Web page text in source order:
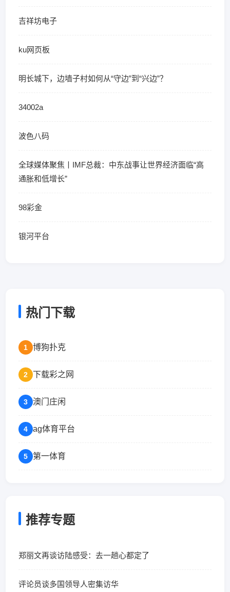
吉祥坊电子
ku网页板
明长城下，边墙子村如何从“守边”到“兴边”？
34002a
波色八码
全球媒体聚焦丨IMF总裁：中东战事让世界经济面临“高
通胀和低增长”
98彩金
银河平台
热门下载
1 博狗扑克
2 下载彩之网
3 澳门庄闲
4 ag体育平台
5 第一体育
推荐专题
郑丽文再谈访陆感受：去一趟心都定了
评论员谈多国领导人密集访华